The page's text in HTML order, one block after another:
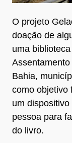
O projeto
doação de
uma
Bahia,
como objetivo
um
pessoa para
do livro.